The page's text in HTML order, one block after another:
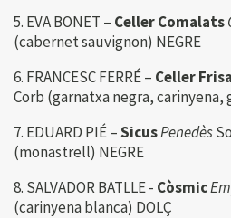
5. EVA BONET – Celler Comalats
(cabernet sauvignon) NEGRE
6. FRANCESC FERRÉ – Celler
Corb (garnatxa negra, carinyena,
7. EDUARD PIÉ –SicusPenedès
(monastrell) NEGRE
8. SALVADOR BATLLE - Còsmic
(carinyena blanca) DOLÇ